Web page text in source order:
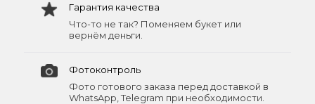
Гарантия качества
Что-то не так? Поменяем букет или
вернём деньги.
Фотоконтроль
Фото готового заказа перед доставкой в
WhatsApp, Telegram при необходимости.